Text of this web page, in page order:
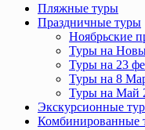
Пляжные туры
Праздничные туры
Ноябрьские
Туры на
Туры на 23
Туры на 8
Туры на Май
Экскурсионные
Комбинированные